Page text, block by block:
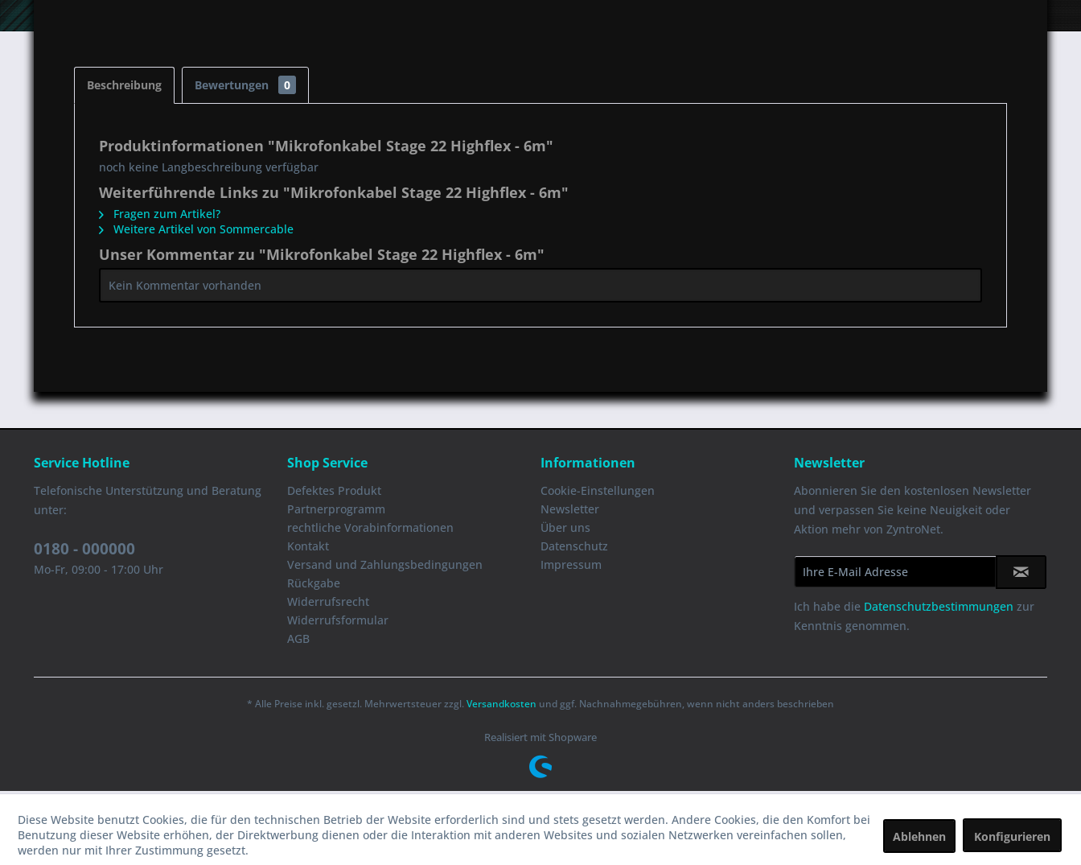
Beschreibung Bewertungen 0
Produktinformationen "Mikrofonkabel Stage 22 Highflex - 6m"
noch keine Langbeschreibung verfügbar
Weiterführende Links zu "Mikrofonkabel Stage 22 Highflex - 6m"
Fragen zum Artikel?
Weitere Artikel von Sommercable
Unser Kommentar zu "Mikrofonkabel Stage 22 Highflex - 6m"
Kein Kommentar vorhanden
Service Hotline
Telefonische Unterstützung und Beratung
unter:
0180 - 000000
Mo-Fr, 09:00 - 17:00 Uhr
Shop Service
Defektes Produkt
Partnerprogramm
rechtliche Vorabinformationen
Kontakt
Versand und Zahlungsbedingungen
Rückgabe
Widerrufsrecht
Widerrufsformular
AGB
Informationen
Cookie-Einstellungen
Newsletter
Über uns
Datenschutz
Impressum
Newsletter
Abonnieren Sie den kostenlosen Newsletter
und verpassen Sie keine Neuigkeit oder
Aktion mehr von ZyntroNet.
Ich habe die Datenschutzbestimmungen zur
Kenntnis genommen.
* Alle Preise inkl. gesetzl. Mehrwertsteuer zzgl. Versandkosten und ggf. Nachnahmegebühren, wenn nicht anders beschrieben
Realisiert mit Shopware
Diese Website benutzt Cookies, die für den technischen Betrieb der Website erforderlich sind und stets gesetzt werden. Andere Cookies, die den Komfort bei
Benutzung dieser Website erhöhen, der Direktwerbung dienen oder die Interaktion mit anderen Websites und sozialen Netzwerken vereinfachen sollen,
werden nur mit Ihrer Zustimmung gesetzt.
Ablehnen Konfigurieren